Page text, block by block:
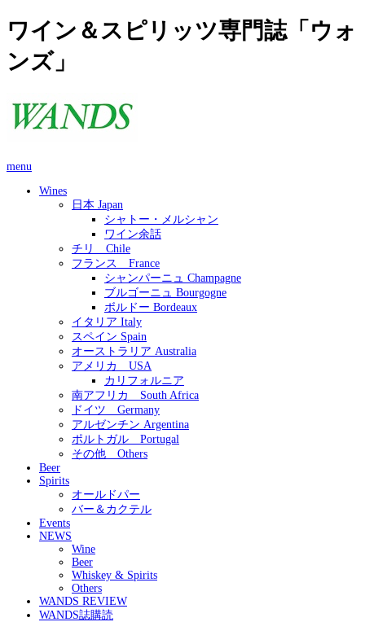
ワイン＆スピリッツ専門誌「ウォ
ンズ」
menu
Wines
日本 Japan
シャトー・メルシャン
ワイン余話
チリ Chile
フランス France
シャンパーニュ Champagne
ブルゴーニュ Bourgogne
ボルドー Bordeaux
イタリア Italy
スペイン Spain
オーストラリア Australia
アメリカ USA
カリフォルニア
南アフリカ South Africa
ドイツ Germany
アルゼンチン Argentina
ポルトガル Portugal
その他 Others
Beer
Spirits
オールドパー
バー＆カクテル
Events
NEWS
Wine
Beer
Whiskey & Spirits
Others
WANDS REVIEW
WANDS誌購読